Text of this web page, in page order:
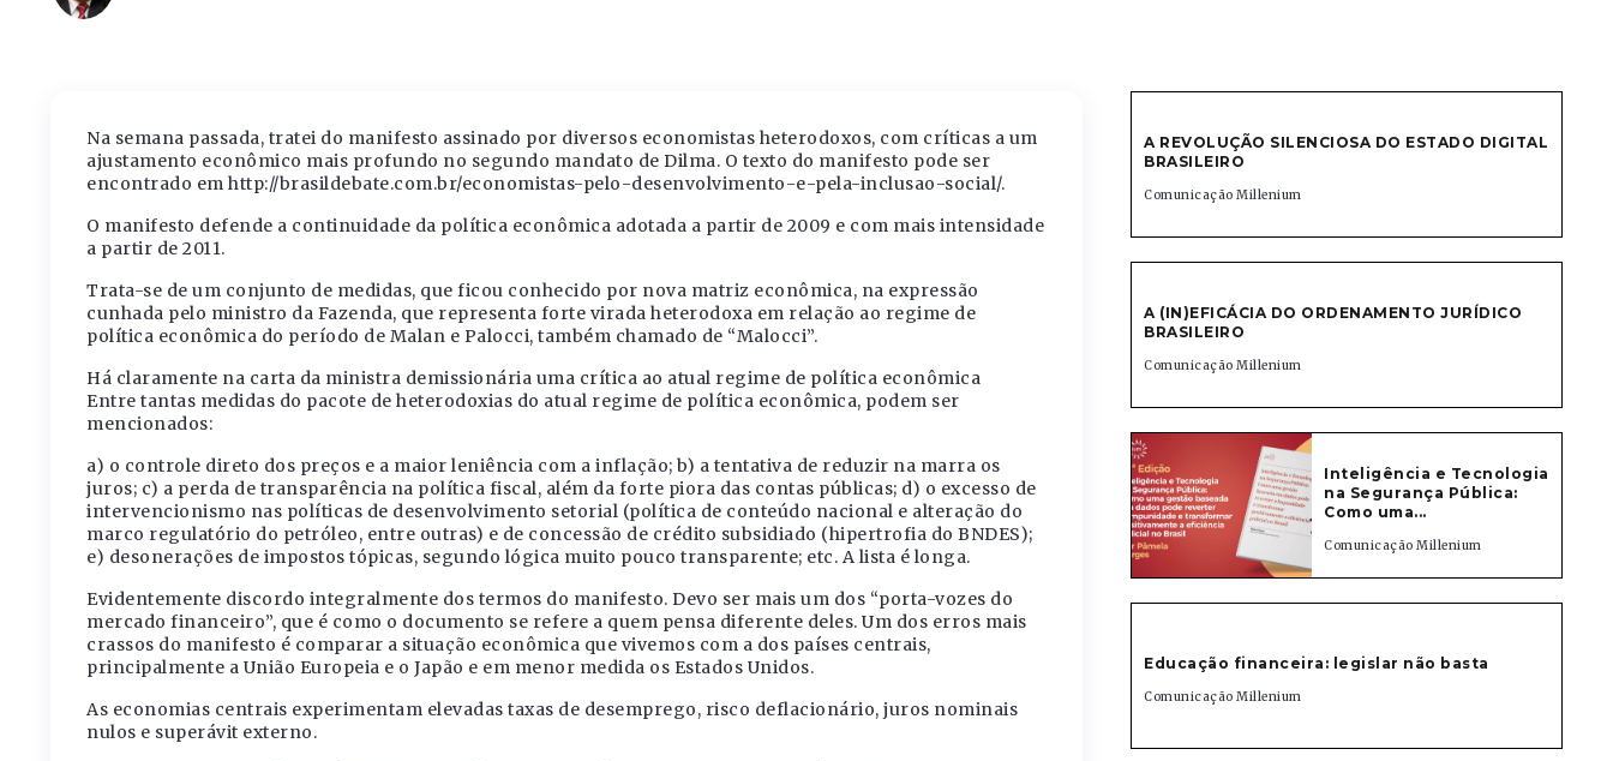
Na semana passada, tratei do manifesto assinado por diversos economistas heterodoxos, com críticas a um
ajustamento econômico mais profundo no segundo mandato de Dilma. O texto do manifesto pode ser
encontrado em http://brasildebate.com.br/economistas-pelo-desenvolvimento-e-pela-inclusao-social/.
O manifesto defende a continuidade da política econômica adotada a partir de 2009 e com mais intensidade
a partir de 2011.
Trata-se de um conjunto de medidas, que ficou conhecido por nova matriz econômica, na expressão
cunhada pelo ministro da Fazenda, que representa forte virada heterodoxa em relação ao regime de
política econômica do período de Malan e Palocci, também chamado de “Malocci”.
Há claramente na carta da ministra demissionária uma crítica ao atual regime de política econômica
Entre tantas medidas do pacote de heterodoxias do atual regime de política econômica, podem ser
mencionados:
a) o controle direto dos preços e a maior leniência com a inflação; b) a tentativa de reduzir na marra os
juros; c) a perda de transparência na política fiscal, além da forte piora das contas públicas; d) o excesso de
intervencionismo nas políticas de desenvolvimento setorial (política de conteúdo nacional e alteração do
marco regulatório do petróleo, entre outras) e de concessão de crédito subsidiado (hipertrofia do BNDES);
e) desonerações de impostos tópicas, segundo lógica muito pouco transparente; etc. A lista é longa.
Evidentemente discordo integralmente dos termos do manifesto. Devo ser mais um dos “porta-vozes do
mercado financeiro”, que é como o documento se refere a quem pensa diferente deles. Um dos erros mais
crassos do manifesto é comparar a situação econômica que vivemos com a dos países centrais,
principalmente a União Europeia e o Japão e em menor medida os Estados Unidos.
As economias centrais experimentam elevadas taxas de desemprego, risco deflacionário, juros nominais
nulos e superávit externo.
A REVOLUÇÃO SILENCIOSA DO ESTADO DIGITAL
BRASILEIRO
Comunicação Millenium
A (IN)EFICÁCIA DO ORDENAMENTO JURÍDICO
BRASILEIRO
Comunicação Millenium
Inteligência e Tecnologia
na Segurança Pública:
Como uma...
Comunicação Millenium
Educação financeira: legislar não basta
Comunicação Millenium